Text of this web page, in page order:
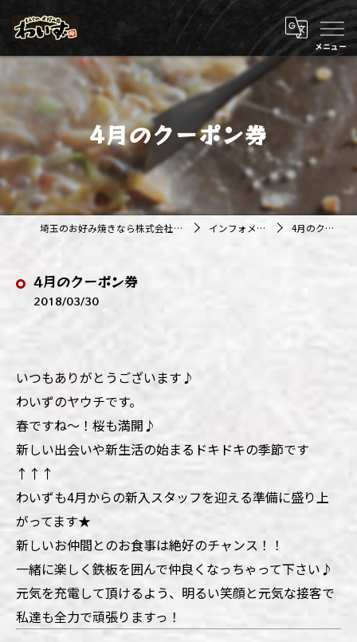
4月のクーポン券
埼玉のお好み焼きなら株式会社アジルカンパニー インフォメーション 4月のクーポン券
4月のクーポン券
2018/03/30
いつもありがとうございます♪
わいずのヤウチです。
春ですね～！桜も満開♪
新しい出会いや新生活の始まるドキドキの季節です
↑↑↑
わいずも4月からの新入スタッフを迎える準備に盛り上
がってます★
新しいお仲間とのお食事は絶好のチャンス！！
一緒に楽しく鉄板を囲んで仲良くなっちゃって下さい♪
元気を充電して頂けるよう、明るい笑顔と元気な接客で
私達も全力で頑張りますっ！